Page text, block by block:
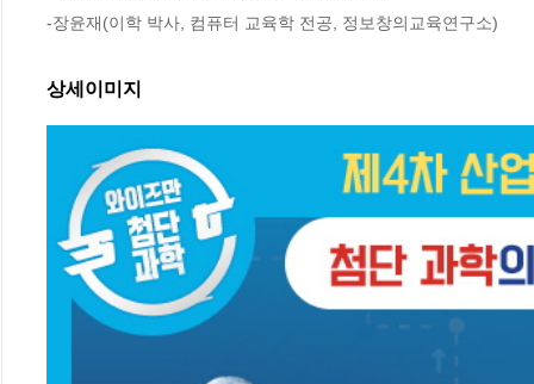
-장윤재(이학 박사, 컴퓨터 교육학 전공, 정보창의교육연구소)
상세이미지